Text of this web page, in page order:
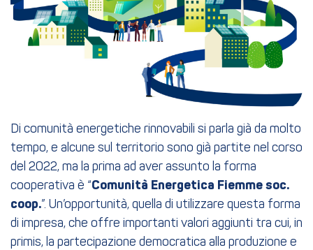
Di comunità energetiche rinnovabili si parla già da molto
tempo, e alcune sul territorio sono già partite nel corso
del 2022, ma la prima ad aver assunto la forma
cooperativa è “Comunità Energetica Fiemme soc.
coop.”. Un’opportunità, quella di utilizzare questa forma
di impresa, che offre importanti valori aggiunti tra cui, in
primis, la partecipazione democratica alla produzione e